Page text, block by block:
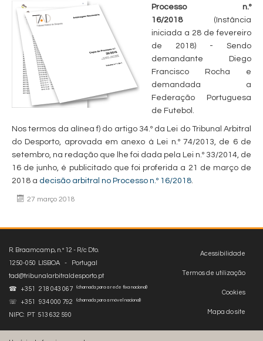
Processo n.º
16/2018(Instância
iniciada a 28 de fevereiro
de 2018) - Sendo
demandante Diego
Francisco Rocha e
demandada a
Federação Portuguesa
de Futebol.
Nos termos da alínea f) do artigo 34.º da Lei do Tribunal Arbitral
do Desporto, aprovada em anexo à Lei n.º 74/2013, de 6 de
setembro, na redação que lhe foi dada pela Lei n.º 33/2014, de
16 de junho, é publicitado que foi proferida a 21 de março de
2018 a decisão arbitral no Processo n.º 16/2018.
27 março 2018
Acessibilidade
Termos de utilização
Cookies
Mapa do site
R. Braamcamp, n.º 12 - R/c Dto.
1250-050 LISBOA - Portugal
tad@tribunalarbitraldesporto.pt
☎ +351 218 043 067
(chamada para a rede fixa nacional)
☏ +351 934 000 792 (chamada para a móvel nacional)
NIPC: PT 513 632 590